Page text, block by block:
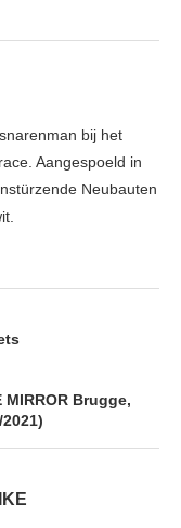
bij het
Aangespoeld in
Neubauten
MIRROR Brugge,